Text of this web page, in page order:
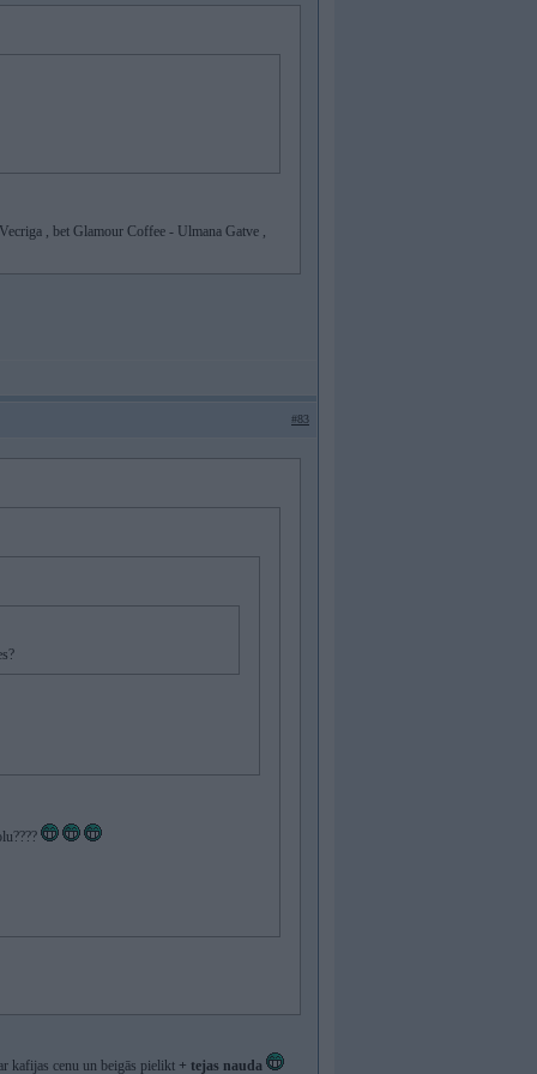
, bet Glamour Coffee - Ulmana Gatve ,
#83
kafijas cenu un beigās pielikt + tejas nauda